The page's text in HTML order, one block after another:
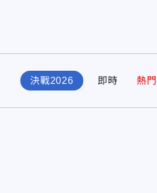
決戰2026 即時 熱門